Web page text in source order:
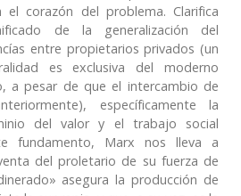
el corazón del problema. Clarifica
de la generalización del
entre propietarios privados (un
es exclusiva del moderno
a pesar de que el intercambio de
específicamente la
del valor y el trabajo social
fundamento, Marx nos lleva a
del proletario de su fuerza de
asegura la producción de